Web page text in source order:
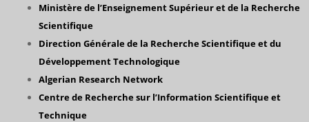
Ministère de l’Enseignement Supérieur et de la Recherche
Scientifique
Direction Générale de la Recherche Scientifiqueet du
Développement Technologique
Algerian Research Network
Centre de Recherche sur l’Information Scientifique et
Technique